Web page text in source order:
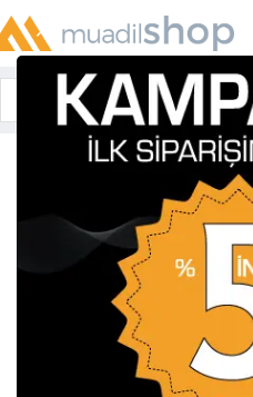
Anasayfa»Muadil Tonerler